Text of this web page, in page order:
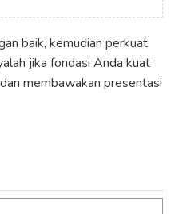
baik, kemudian perkuat
jika fondasi Anda kuat
membawakan presentasi